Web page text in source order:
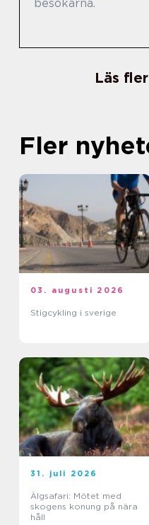
besökarna.
Läs
Fler
03. augusti 2026
Stigcykling i sverige
31. juli 2026
Älgsafari: Mötet med
skogens konung på nära
håll